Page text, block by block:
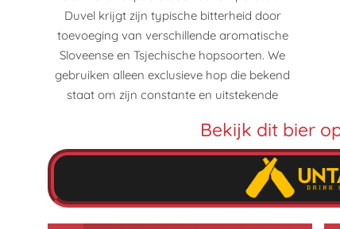
Duvel krijgt zijn typische bitterheid door
toevoeging van verschillende aromatische
Sloveense en Tsjechische hopsoorten. We
gebruiken alleen exclusieve hop die bekend
staat om zijn constante en uitstekende
nog zes weken verder rijpt en stabiliseert.
Deze extra lange rijpingstijd is uniek en
draagt ??bij tot de verfijnde smaak en pure
Bekijk dit bier